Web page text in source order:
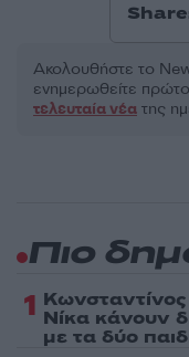
Ακολουθήστε το
ενημερωθείτε
τελευταία νέα της
Πιο
1 Νίκα κάνουν
με τα δύο